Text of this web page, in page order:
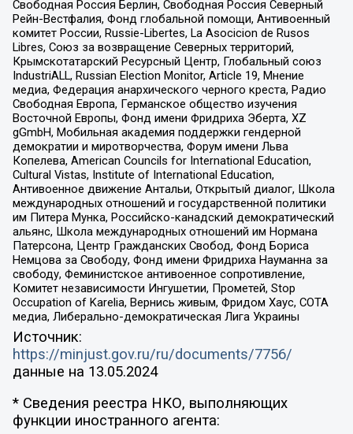
Свободная Россия Берлин, Свободная Россия Северный
Рейн-Вестфалия, Фонд глобальной помощи, Антивоенный
комитет России, Russie-Libertes, La Asocicion de Rusos
Libres, Союз за возвращение Северных территорий,
Крымскотатарский Ресурсный Центр, Глобальный союз
IndustriALL, Russian Election Monitor, Article 19, Мнение
медиа, Федерация анархического черного креста, Радио
Свободная Европа, Германское общество изучения
Восточной Европы, Фонд имени Фридриха Эберта, XZ
gGmbH, Мобильная академия поддержки гендерной
демократии и миротворчества, Форум имени Льва
Копелева, American Councils for International Education,
Cultural Vistas, Institute of International Education,
Антивоенное движение Антальи, Открытый диалог, Школа
международных отношений и государственной политики
им Питера Мунка, Российско-канадский демократический
альянс, Школа международных отношений им Нормана
Патерсона, Центр Гражданских Свобод, Фонд Бориса
Немцова за Свободу, Фонд имени Фридриха Науманна за
свободу, Феминистское антивоенное сопротивление,
Комитет независимости Ингушетии, Прометей, Stop
Occupation of Karelia, Вернись живым, Фридом Хаус, СОТА
медиа, Либерально-демократическая Лига Украины
Источник:
https://minjust.gov.ru/ru/documents/7756/
данные на 13.05.2024
* Сведения реестра НКО, выполняющих
функции иностранного агента: